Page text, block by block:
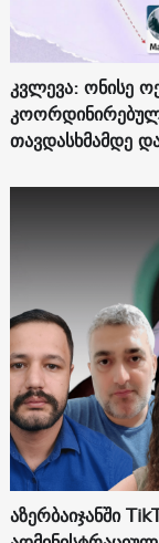
კვლევა: ონისე
თავდასხმამდე
აზერბაიჯანში